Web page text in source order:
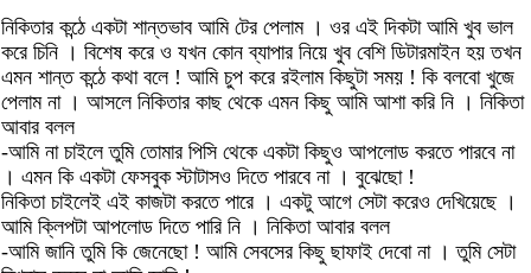
নিকিতার কন্ঠে একটা শান্তভাব আমি টের পেলাম । ওর এই দিকটা আমি খুব ভাল
করে চিনি । বিশেষ করে ও যখন কোন ব্যাপার নিয়ে খুব বেশি ডিটারমাইন হয় তখন
এমন শান্ত কন্ঠে কথা বলে ! আমি চুপ করে রইলাম কিছুটা সময় ! কি বলবো খুজে
পেলাম না । আসলে নিকিতার কাছ থেকে এমন কিছু আমি আশা করি নি । নিকিতা
আবার বলল
-আমি না চাইলে তুমি তোমার পিসি থেকে একটা কিছুও আপলোড করতে পারবে না
। এমন কি একটা ফেসবুক স্টাটাসও দিতে পারবে না । বুঝেছো !
নিকিতা চাইলেই এই কাজটা করতে পারে । একটু আগে সেটা করেও দেখিয়েছে ।
আমি ক্লিপটা আপলোড দিতে পারি নি । নিকিতা আবার বলল
-আমি জানি তুমি কি জেনেছো ! আমি সেবসের কিছু ছাফাই দেবো না । তুমি সেটা